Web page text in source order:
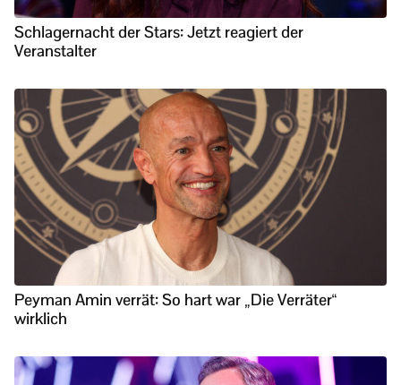
Schlagernacht der Stars: Jetzt reagiert der
Veranstalter
Peyman Amin verrät: So hart war „Die Verräter“
wirklich